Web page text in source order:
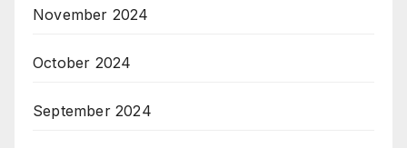
November 2024
October 2024
September 2024